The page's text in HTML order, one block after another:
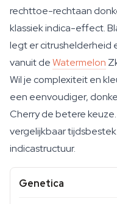
rechttoe-rechtaan
klassiek indica-effect.
legt er citrushelderheid
vanuit deWatermelon
Wil je complexiteit en
een eenvoudiger,
Cherry de betere
vergelijkbaar
indicastructuur.
Genetica